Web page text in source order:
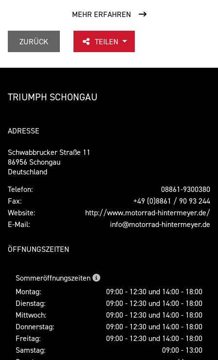
MEHR ERFAHREN
ZURÜCK TEILEN
TRIUMPH SCHONGAU
ADRESSE
Schwabbrucker Straße 11
86956 Schongau
Deutschland
Telefon:
08861-9300380
Fax:
+49 (0)8861 / 90 93 244
Website:
http://www.motorrad-hintermeyer.de/
E-Mail:
info@motorrad-hintermeyer.de
ÖFFNUNGSZEITEN
Sommeröffnungszeiten
Montag:
09:00 - 12:30 und 14:00 - 18:00
Dienstag:
09:00 - 12:30 und 14:00 - 18:00
Mittwoch:
09:00 - 12:30 und 14:00 - 18:00
Donnerstag:
09:00 - 12:30 und 14:00 - 18:00
Freitag:
09:00 - 12:30 und 14:00 - 18:00
Samstag:
09:00 - 13:00